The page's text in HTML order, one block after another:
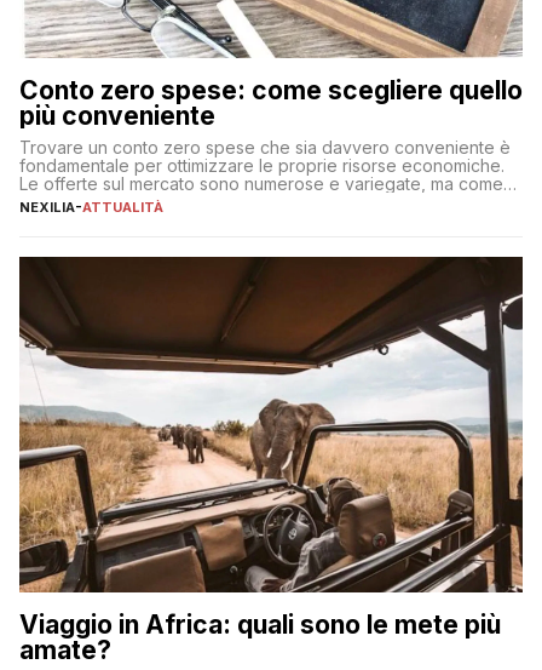
Conto zero spese: come scegliere quello
più conveniente
Trovare un conto zero spese che sia davvero conveniente è
fondamentale per ottimizzare le proprie risorse economiche.
Le offerte sul mercato sono numerose e variegate, ma come
individuare quella più adatta alle proprie esigenze senza
sul […]
NEXILIA-ATTUALITÀ
Viaggio in Africa: quali sono le mete più
amate?